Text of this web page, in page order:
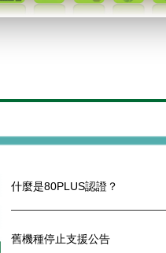
什麼是80PLUS認證？
舊機種停止支援公告